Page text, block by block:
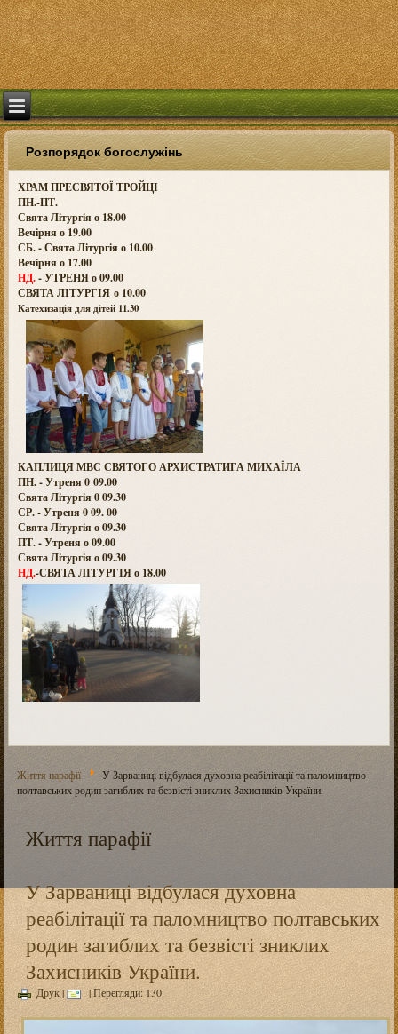
Розпорядок богослужінь
ХРАМ ПРЕСВЯТОЇ ТРОЙЦІ
ПН.-ПТ.
Свята Літургія о 18.00
Вечірня о 19.00
СБ. - Свята Літургія о 10.00
Вечірня о 17.00
НД.- УТРЕНЯ о 09.00
СВЯТА ЛІТУРГІЯ о 10.00
Катехизація для дітей 11.30
КАПЛИЦЯ МВС СВЯТОГО АРХИСТРАТИГА МИХАЇЛА
ПН. - Утреня 0 09.00
Свята Літургія 0 09.30
СР. - Утреня 0 09. 00
Свята Літургія о 09.30
ПТ. - Утреня о 09.00
Свята Літургія о 09.30
НД.-СВЯТА ЛІТУРГІЯ о 18.00
Життя парафії
У Зарваниці відбулася духовна реабілітації та паломництво
полтавських родин загиблих та безвісті зниклих Захисників України.
Життя парафії
У Зарваниці відбулася духовна
реабілітації та паломництво полтавських
родин загиблих та безвісті зниклих
Захисників України.
Друк| | Перегляди: 130